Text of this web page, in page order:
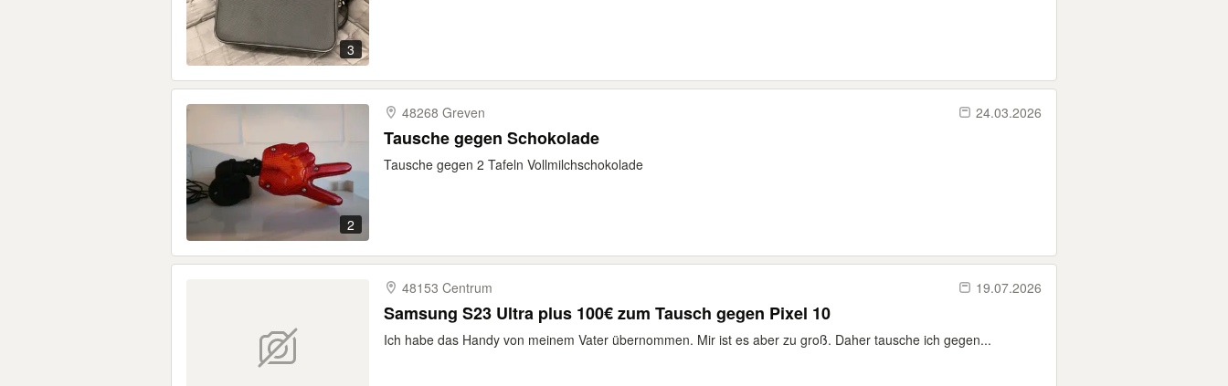
3
2
48268 Greven 24.03.2026
Tausche gegen Schokolade
Tausche gegen 2 Tafeln Vollmilchschokolade
48153 Centrum 19.07.2026
Samsung S23 Ultra plus 100€ zum Tausch gegen Pixel 10
Ich habe das Handy von meinem Vater übernommen. Mir ist es aber zu groß. Daher tausche ich gegen...